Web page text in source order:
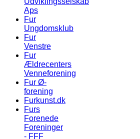
Aps
Fur
Ungdomsklub
Fur
Venstre
Fur
Ældrecenters
Venneforening
Fur Ø-
forening
Furkunst.dk
Furs
Forenede
Foreninger
- FFF